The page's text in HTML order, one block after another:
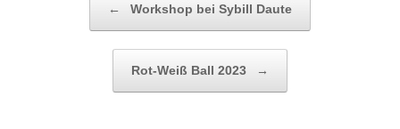
← Workshop bei Sybill Daute
Rot-Weiß Ball 2023 →